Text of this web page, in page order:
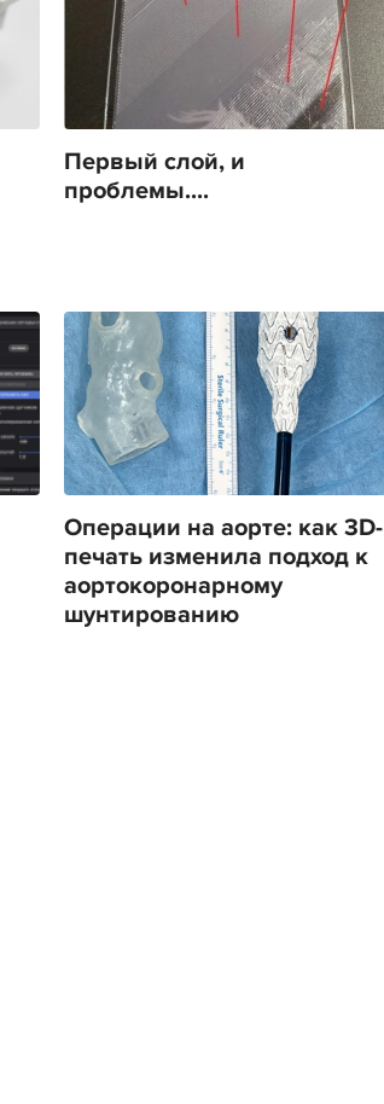
Первый слой, и
проблемы....
Операции на аорте: как 3D-
печать изменила подход к
аортокоронарному
шунтированию